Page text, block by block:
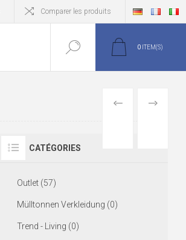
Comparer les produits
0 ITEM(S)
PREVIOUS
NEXT
CATÉGORIES
Outlet (57)
Mülltonnen Verkleidung (0)
Trend - Living (0)